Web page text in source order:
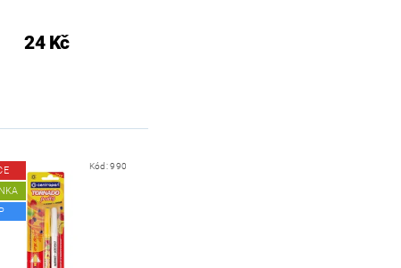
24 Kč
Kód:990